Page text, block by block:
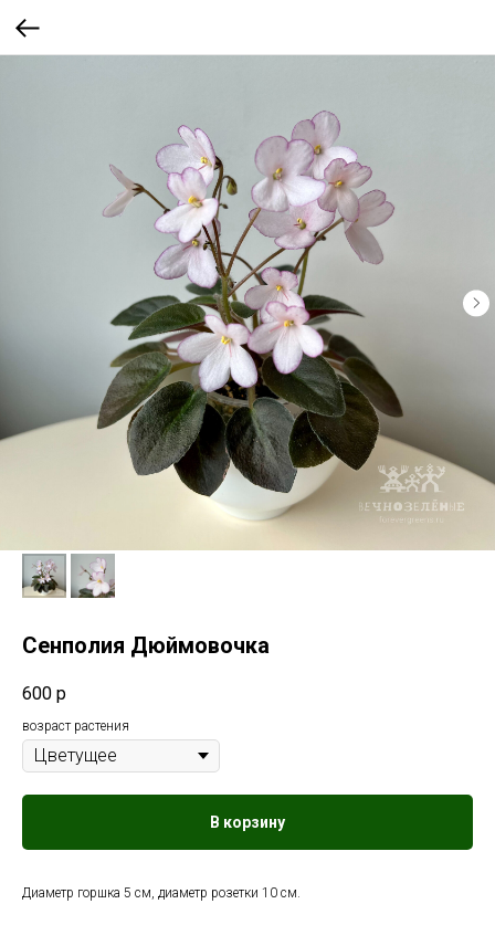
Сенполия Дюймовочка
600 р
возраст растения
В корзину
Диаметр горшка 5 см, диаметр розетки 10 см.